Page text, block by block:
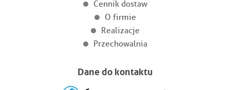
Cennik dostaw
O firmie
Realizacje
Przechowalnia
Dane do kontaktu